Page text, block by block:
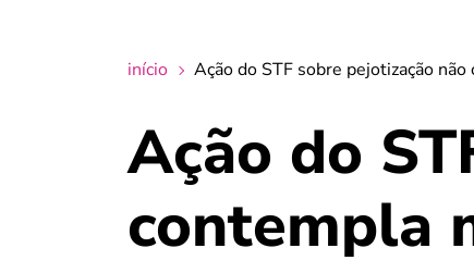
início Ação do STF sobre pejotização
Ação do
contempla